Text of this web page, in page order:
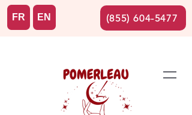
FR EN (855) 604-5477